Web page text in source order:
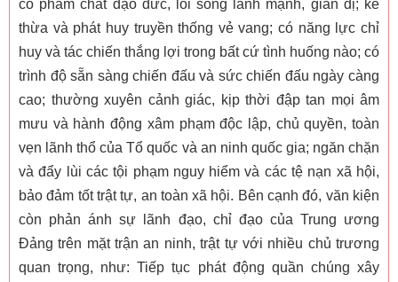
có phẩm chất đạo đức, lối sống lành mạnh, giản dị; kế
thừa và phát huy truyền thống vẻ vang; có năng lực chỉ
huy và tác chiến thắng lợi trong bất cứ tình huống nào; có
trình độ sẵn sàng chiến đấu và sức chiến đấu ngày càng
cao; thường xuyên cảnh giác, kịp thời đập tan mọi âm
mưu và hành động xâm phạm độc lập, chủ quyền, toàn
vẹn lãnh thổ của Tổ quốc và an ninh quốc gia; ngăn chặn
và đẩy lùi các tội phạm nguy hiểm và các tệ nạn xã hội,
bảo đảm tốt trật tự, an toàn xã hội. Bên cạnh đó, văn kiện
còn phản ánh sự lãnh đạo, chỉ đạo của Trung ương
Đảng trên mặt trận an ninh, trật tự với nhiều chủ trương
quan trọng, như: Tiếp tục phát động quần chúng xây